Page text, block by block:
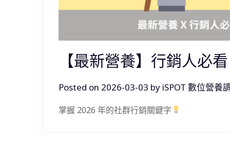
【最新營養】行銷人必
Posted on 2026-03-03 by iSPOT 數位營養
掌握 2026 年的社群行銷關鍵字